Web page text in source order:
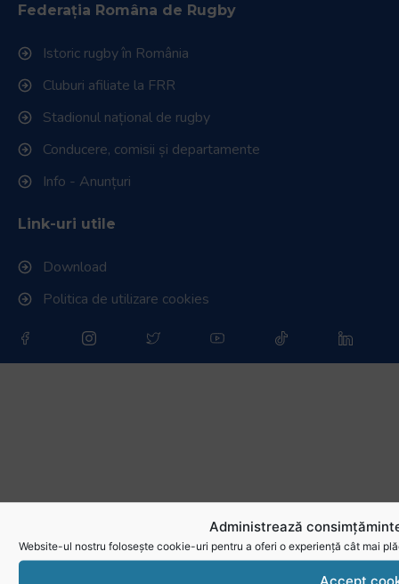
Administrează
Website-ul nostru folosește cookie-uri pentru a oferi o experiență cât mai
Accept
Federația Româna de Rugby
Istoric rugby în România
Cluburi afiliate la FRR
Stadionul național de rugby
Conducere, comisii și departamente
Info - Anunțuri
Link-uri utile
Download
Politica de utilizare cookies